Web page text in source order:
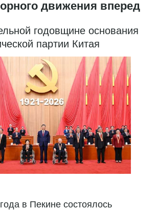
движения вперед
годовщине основания
партии Китая
в Пекине состоялось